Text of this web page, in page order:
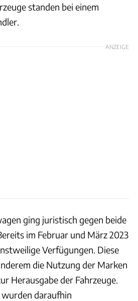
standen bei einem
ANZEIGE
ging juristisch gegen beide
im Februar und März 2023
Verfügungen. Diese
die Nutzung der Marken
Herausgabe der Fahrzeuge.
daraufhin